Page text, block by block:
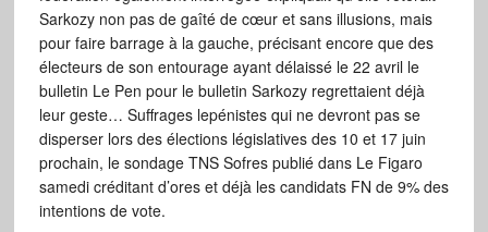
Sarkozy non pas de gaîté de cœur et sans illusions, mais
pour faire barrage à la gauche, précisant encore que des
électeurs de son entourage ayant délaissé le 22 avril le
bulletin Le Pen pour le bulletin Sarkozy regrettaient déjà
leur geste… Suffrages lepénistes qui ne devront pas se
disperser lors des élections législatives des 10 et 17 juin
prochain, le sondage TNS Sofres publié dans Le Figaro
samedi créditant d’ores et déjà les candidats FN de 9% des
intentions de vote.